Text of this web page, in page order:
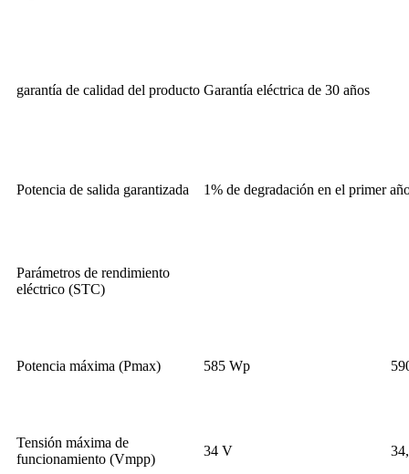
garantía de calidad del producto Garantía eléctrica de 30 años
Potencia de salida garantizada 1% de degradación en el primer
Parámetros de rendimiento
eléctrico (STC)
Potencia máxima (Pmax) 585 Wp
Tensión máxima de
funcionamiento (Vmpp)
34 V